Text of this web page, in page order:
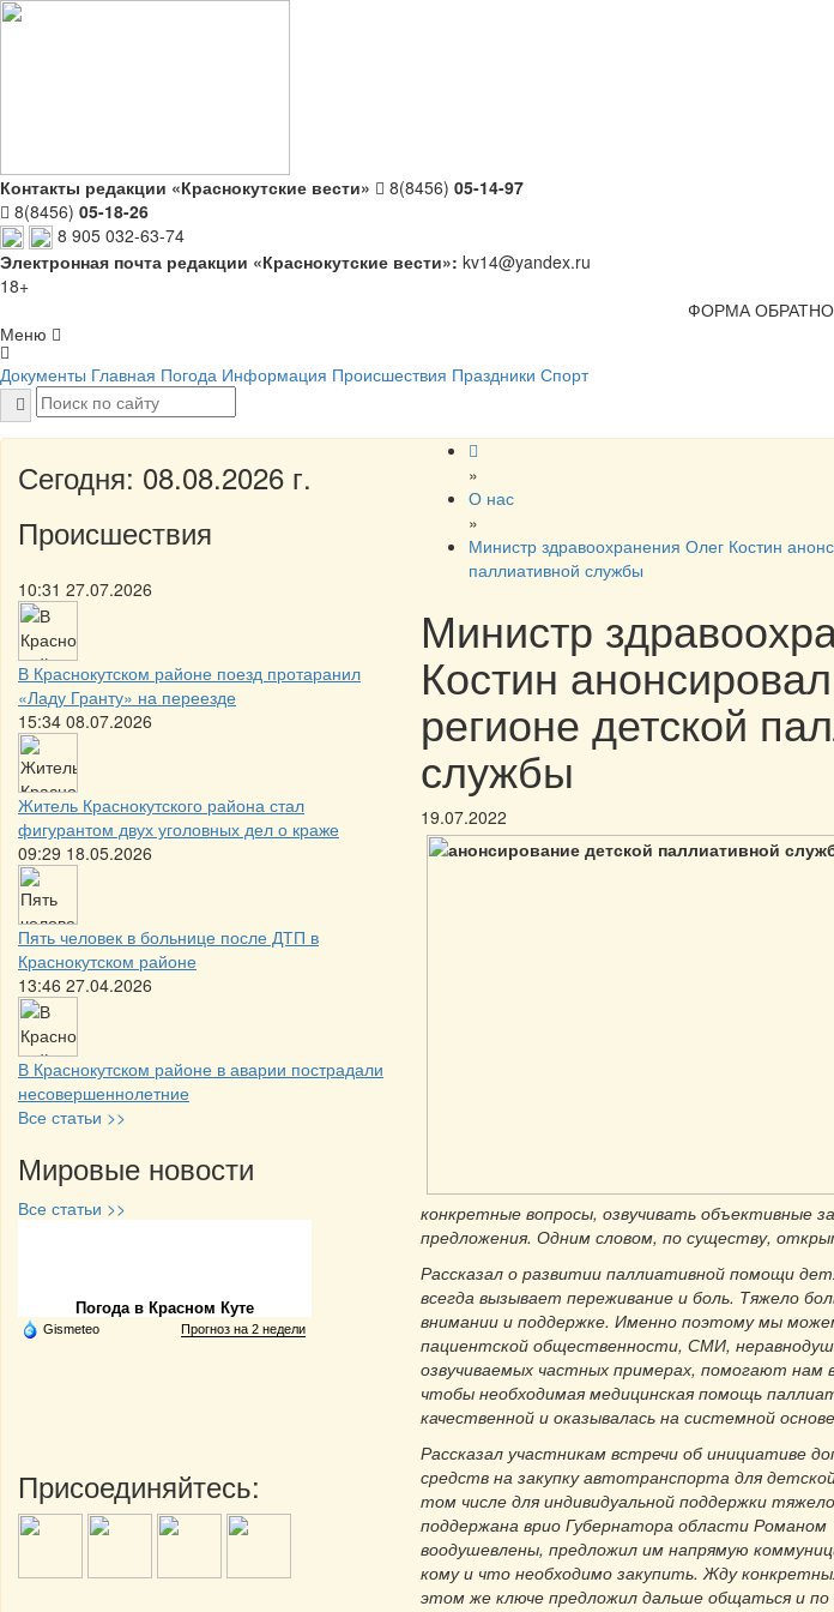
Контакты редакции «Краснокутские вести» 8(8456) 05-14-97
8(8456) 05-18-26
8 905 032-63-74
Электронная почта редакции «Краснокутские вести»: kv14@yandex.ru
18+
ФОРМА
Меню
Документы Главная Погода Информация Происшествия Праздники Спорт
Сегодня: 08.08.2026 г.
Происшествия
10:31 27.07.2026
В Краснокутском районе поезд протаранил
«Ладу Гранту» на переезде
15:34 08.07.2026
Житель Краснокутского района стал
фигурантом двух уголовных дел о краже
09:29 18.05.2026
Пять человек в больнице после ДТП в
Краснокутском районе
13:46 27.04.2026
В Краснокутском районе в аварии пострадали
несовершеннолетние
Все статьи >>
Мировые новости
Все статьи >>
Погода в Красном Куте
Gismeteo Прогноз на 2 недели
Присоединяйтесь:
»
О нас
»
Министр здравоохранения Олег Костин
паллиативной службы
Министр
Костин
регионе детской
службы
19.07.2022
конкретные вопросы, озвучивать объективные
предложения. Одним словом, по существу,
Рассказал о развитии паллиативной помощи
всегда вызывает переживание и боль. Тяжело
внимании и поддержке. Именно поэтому мы
пациентской общественности, СМИ,
озвучиваемых частных примерах, помогают
чтобы необходимая медицинская помощь
качественной и оказывалась на системной
Рассказал участникам встречи об инициативе
средств на закупку автотранспорта для
том числе для индивидуальной поддержки
поддержана врио Губернатора области
воодушевлены, предложил им напрямую
кому и что необходимо закупить. Жду
этом же ключе предложил дальше общаться и по